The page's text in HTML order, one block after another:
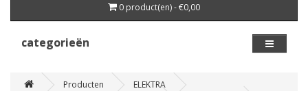
0 product(en) - €0,00
categorieën
Producten
ELEKTRA